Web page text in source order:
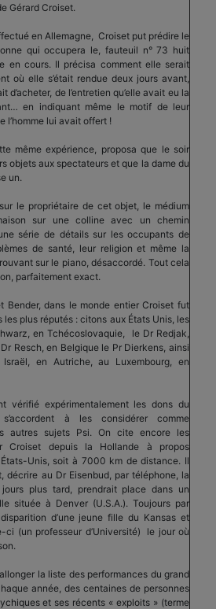
Gérard Croiset.
en Allemagne, Croiset put prédire le
qui occupera le, fauteuil n° 73 huit
en cours. Il précisa comment elle serait
où elle s’était rendue deux jours avant,
d’acheter, de l’entretien qu’elle avait eu la
en indiquant même le motif de leur
l’homme lui avait offert !
même expérience, proposa que le soir
objets aux spectateurs et que la dame du
un.
le propriétaire de cet objet, le médium
sur une colline avec un chemin
série de détails sur les occupants de
de santé, leur religion et même la
sur le piano, désaccordé. Tout cela
parfaitement exact.
Bender, dans le monde entier Croiset fut
plus réputés : citons aux États Unis, les
en Tchécoslovaquie, le Dr Redjak,
Resch, en Belgique le Pr Dierkens, ainsi
en Autriche, au Luxembourg, en
vérifié expérimentalement les dons du
à les considérer comme
autres sujets Psi. On cite encore les
Croiset depuis la Hollande à propos
États-Unis, soit à 7000 km de distance. Il
décrire au Dr Eisenbud, par téléphone, la
jours plus tard, prendrait place dans un
située à Denver (U.S.A.). Toujours par
d’une jeune fille du Kansas et
ci (un professeur d’Université) le jour où
la liste des performances du grand
année, des centaines de personnes
et ses récents « exploits » (terme